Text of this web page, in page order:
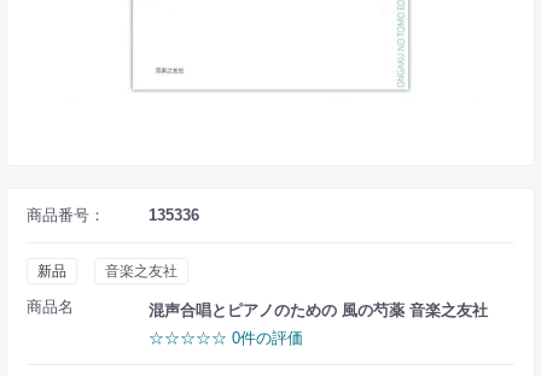
商品番号： 135336
新品 音楽之友社
商品名
混声合唱とピアノのための 風の芍薬 音楽之友社
☆☆☆☆☆ 0件の評価